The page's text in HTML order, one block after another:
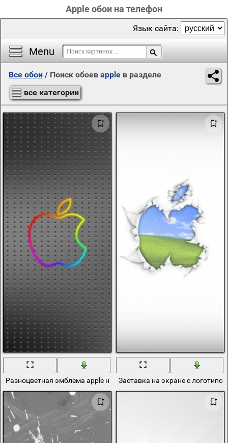
Apple обои на телефон
Menu
Язык сайта:
Все обои / Поиск обоев apple в разделе
все категории
Разноцветная эмблема apple на алюминиевой сеточки
Заставка на экране с